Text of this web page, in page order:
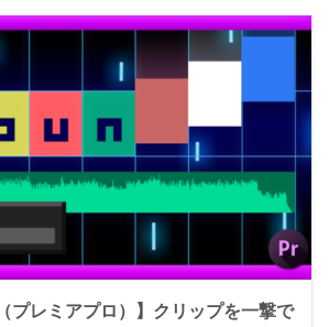
プレミアプロ）】クリップを一撃で